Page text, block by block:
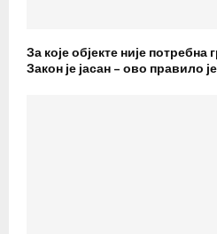
За које објекте није
Закон је јасан – ово правило